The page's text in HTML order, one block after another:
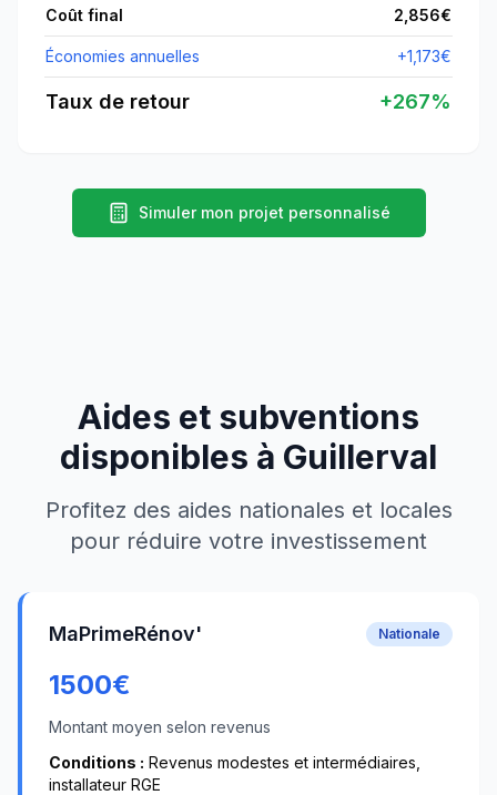
Coût final 2,856€
Économies annuelles +1,173€
Taux de retour +267%
Simuler mon projet personnalisé
Aides et subventions
disponibles à Guillerval
Profitez des aides nationales et locales
pour réduire votre investissement
MaPrimeRénov' Nationale
1500€
Montant moyen selon revenus
Conditions : Revenus modestes et intermédiaires,
installateur RGE